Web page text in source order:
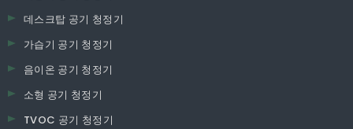
데스크탑 공기 청정기
가습기 공기 청정기
음이온 공기 청정기
소형 공기 청정기
TVOC 공기 청정기